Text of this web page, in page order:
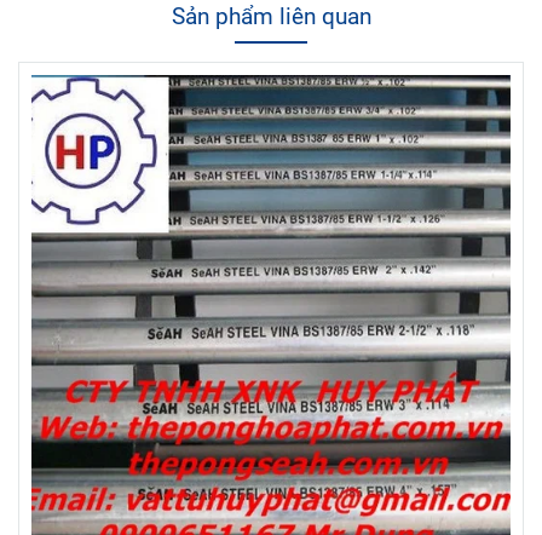
Sản phẩm liên quan